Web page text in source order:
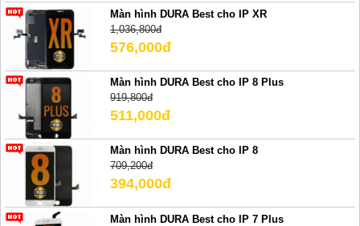
Màn hình DURA Best cho IP XR
1,036,800đ
576,000đ
Màn hình DURA Best cho IP 8 Plus
919,800đ
511,000đ
Màn hình DURA Best cho IP 8
709,200đ
394,000đ
Màn hình DURA Best cho IP 7 Plus